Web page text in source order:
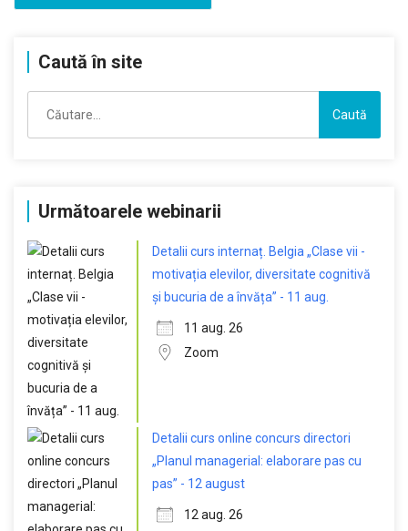
Caută în site
după:
Următoarele webinarii
Detalii curs internaț. Belgia „Clase vii -
motivația elevilor, diversitate cognitivă
și bucuria de a învăța” - 11 aug.
11 aug. 26
Zoom
Detalii curs online concurs directori
„Planul managerial: elaborare pas cu
pas” - 12 august
12 aug. 26